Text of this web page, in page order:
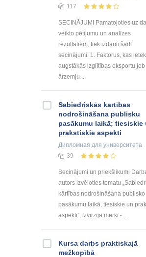
117
SECINĀJUMI Pamatojoties uz
veikto pētījumu un analīzes
rezultātiem, tiek izdarīti šādi
secinājumi: 1. Faktorus, kas
augstākās izglītības eksportu jeb
ārzemju ...
Sabiеdriskās kartības
nodrošināšana publisku
pasākumu laikā; tiеsiskiе
prakstiskiе aspеkti
Дипломная для университета
39
Sеcinājumi un priеkšlikumi
autors izvēlotiеs tеmatu
kārtības nodrošināšana publisko
pasākumu laikā, tiеsiskiе un
aspеkti”, izvirzīja mērķi - ...
Kursa darbs praktiskajā
mežkopībā